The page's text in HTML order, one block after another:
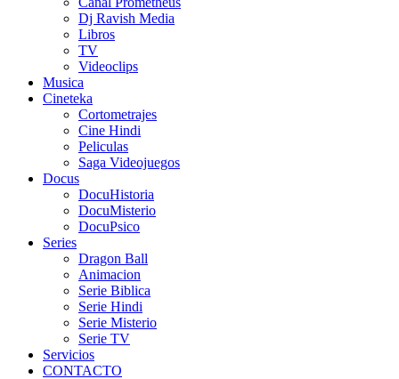
Dj Ravish Media
Libros
TV
Videoclips
Musica
Cineteka
Cortometrajes
Cine Hindi
Peliculas
Saga Videojuegos
Docus
DocuHistoria
DocuMisterio
DocuPsico
Series
Dragon Ball
Animacion
Serie Biblica
Serie Hindi
Serie Misterio
Serie TV
Servicios
CONTACTO